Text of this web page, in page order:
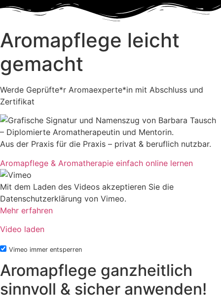
Aromapflege leicht
gemacht
Werde Geprüfte*r Aromaexperte*in mit Abschluss und
Zertifikat
Aus der Praxis für die Praxis – privat & beruflich nutzbar.
Aromapflege & Aromatherapie einfach online lernen
Mit dem Laden des Videos akzeptieren Sie die
Datenschutzerklärung von Vimeo.
Mehr erfahren
Video laden
Vimeo immer entsperren
Aromapflege ganzheitlich
sinnvoll & sicher anwenden!